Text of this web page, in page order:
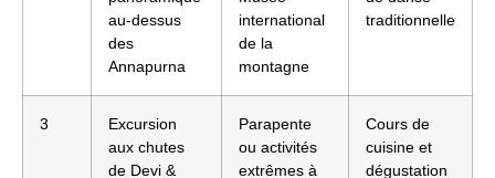
au-dessus
des
Annapurna
international
de la
montagne
traditionnelle
3
Excursion
aux chutes
de Devi &
Parapente
ou activités
extrêmes à
Cours de
cuisine et
dégustation